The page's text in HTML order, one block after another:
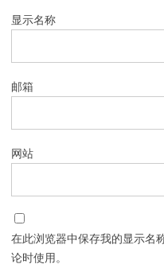
显示名称
邮箱
网站
在此浏览器中保存我的显示名
论时使用。